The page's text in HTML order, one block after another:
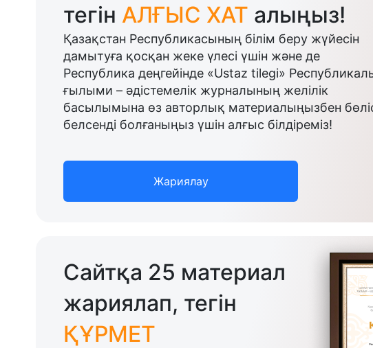
тегін АЛҒЫС ХАТ алыңыз!
Қазақстан Республикасының білім беру жүйесін
дамытуға қосқан жеке үлесі үшін және де
Республика деңгейінде «Ustaz tilegi»
ғылыми – әдістемелік журналының желілік
басылымына өз авторлық материалыңызбен
белсенді болғаныңыз үшін алғыс білдіреміз!
Жариялау
Сайтқа 25 материал
жариялап, тегін
ҚҰРМЕТ